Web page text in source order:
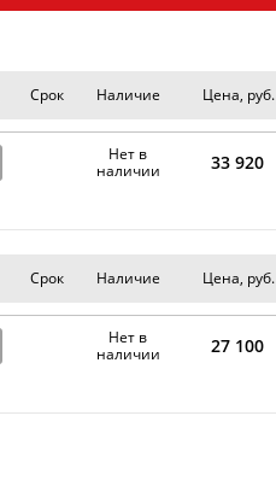
Срок Наличие Цена, руб.
Нет в
наличии
33 920
Срок Наличие Цена, руб.
Нет в
наличии
27 100